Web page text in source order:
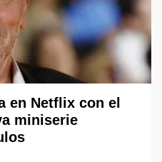
en Netflix con el
miniserie